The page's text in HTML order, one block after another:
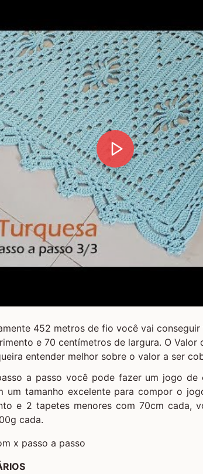
452 metros de fio você vai
e 70 centímetros de largura. O Valor
entender melhor sobre o valor a ser
a passo você pode fazer um jogo
tamanho excelente para compor o
e 2 tapetes menores com 70cm cada,
cada.